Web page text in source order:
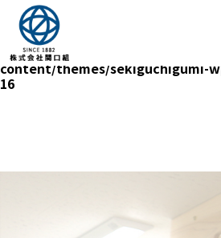
Warning: Trying to access array
/home/xs713503/
content/themes/sekiguchigumi-
16